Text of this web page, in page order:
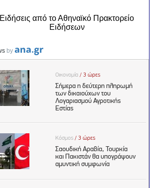
Ειδήσεις από το Αθηναϊκό Πρακτορείο
Ειδήσεων